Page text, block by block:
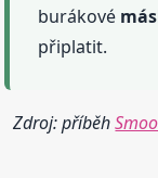
burákové
připlatit.
Zdroj: příběh